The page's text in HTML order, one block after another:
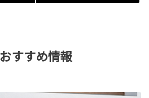
おすすめ情報